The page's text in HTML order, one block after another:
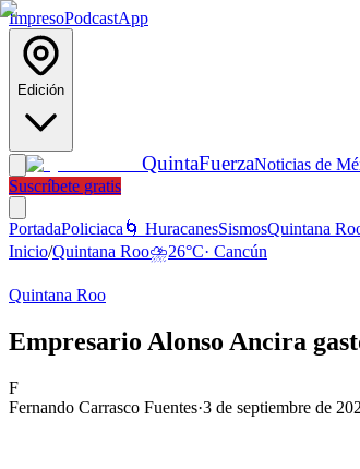
ImpresoPodcastApp
Edición
QuintaFuerzaNoticias de
Suscríbete gratis
PortadaPoliciaca 🌀 HuracanesSismosQuintana
Inicio/Quintana Roo⛈️26°C· Cancún
Quintana Roo
Empresario Alonso Ancira
F
Fernando Carrasco Fuentes·3 de septiembre de